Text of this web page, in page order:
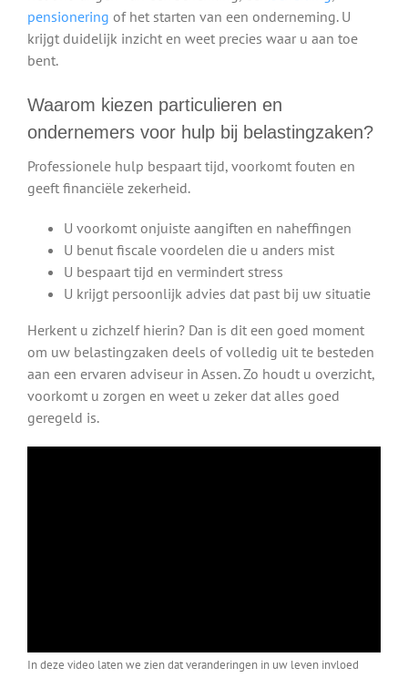
pensionering of het starten van een onderneming. U
krijgt duidelijk inzicht en weet precies waar u aan toe
bent.
Waarom kiezen particulieren en
ondernemers voor hulp bij belastingzaken?
Professionele hulp bespaart tijd, voorkomt fouten en
geeft financiële zekerheid.
U voorkomt onjuiste aangiften en naheffingen
U benut fiscale voordelen die u anders mist
U bespaart tijd en vermindert stress
U krijgt persoonlijk advies dat past bij uw situatie
Herkent u zichzelf hierin? Dan is dit een goed moment
om uw belastingzaken deels of volledig uit te besteden
aan een ervaren adviseur in Assen. Zo houdt u overzicht,
voorkomt u zorgen en weet u zeker dat alles goed
geregeld is.
In deze video laten we zien dat veranderingen in uw leven invloed